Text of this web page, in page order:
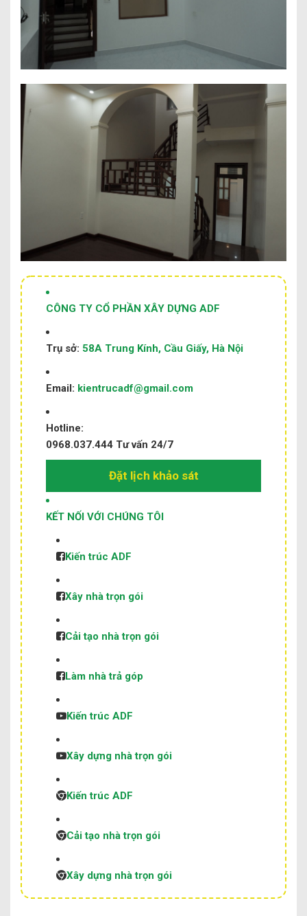
CÔNG TY CỔ PHẦN XÂY DỰNG ADF
Trụ sở: 58A Trung Kính, Cầu Giấy, Hà Nội
Email: kientrucadf@gmail.com
Hotline:
0968.037.444 Tư vấn 24/7
Đặt lịch khảo sát
KẾT NỐI VỚI CHÚNG TÔI
Kiến trúc ADF
Xây nhà trọn gói
Cải tạo nhà trọn gói
Làm nhà trả góp
Kiến trúc ADF
Xây dựng nhà trọn gói
Kiến trúc ADF
Cải tạo nhà trọn gói
Xây dựng nhà trọn gói